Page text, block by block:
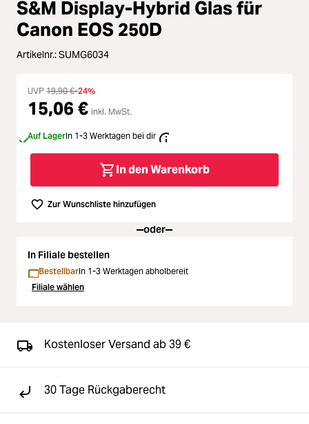
Licht & Studio
Ferngläser
Second Hand
SALE
S&M Display-Hybrid Glas für
Canon EOS 250D
Artikelnr.:SUMG6034
UVP 19,90 €-24%
15,06 € inkl. MwSt.
Auf LagerIn 1-3 Werktagen bei dir
In den Warenkorb
Zur Wunschliste hinzufügen
oder
In Filiale bestellen
BestellbarIn 1-3 Werktagen abholbereit
Filiale wählen
Kostenloser Versand ab 39 €
30 Tage Rückgaberecht